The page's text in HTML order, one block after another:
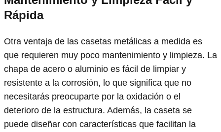
Rápida
Otra ventaja de las casetas metálicas a medida es
que requieren muy poco mantenimiento y limpieza. La
chapa de acero o aluminio es fácil de limpiar y
resistente a la corrosión, lo que significa que no
necesitarás preocuparte por la oxidación o el
deterioro de la estructura. Además, la caseta se
puede diseñar con características que facilitan la